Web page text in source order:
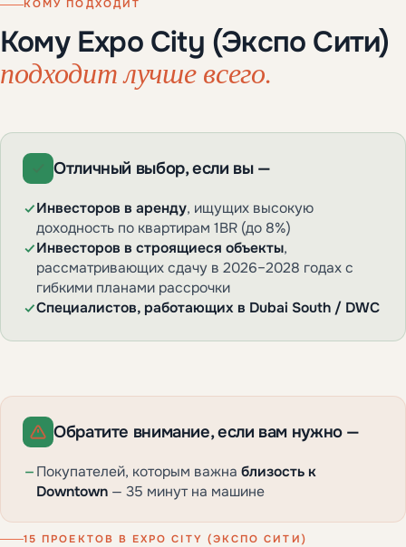
КОМУ ПОДХОДИТ
Кому Expo City (Экспо Сити)
подходит лучше всего.
Отличный выбор, если вы —
Инвесторов в аренду, ищущих высокую
доходность по квартирам 1BR (до 8%)
Инвесторов в строящиеся объекты,
рассматривающих сдачу в 2026–2028 годах с
гибкими планами рассрочки
Специалистов, работающих в Dubai South / DWC
Обратите внимание, если вам нужно —
Покупателей, которым важна близость к
Downtown — 35 минут на машине
15 ПРОЕКТОВ В EXPO CITY (ЭКСПО СИТИ)